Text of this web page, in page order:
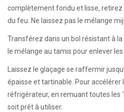
complètement fondu et lisse,
du feu. Ne laissez pas le mélange
Transférez dans un bol résistant à
le mélange au tamis pour enlever
Laissez le glaçage se raffermir
épaisse et tartinable. Pour accélérer
réfrigérateur, en remuant toutes les
soit prêt à utiliser.